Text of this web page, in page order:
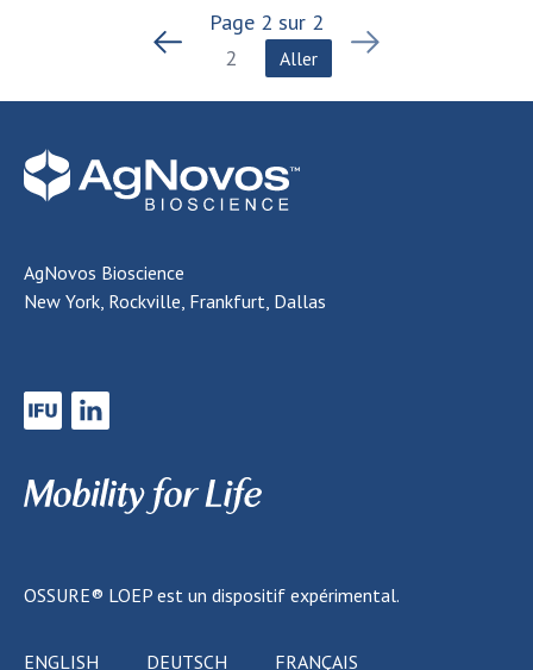
Page 2 sur 2
Aller
AgNovos Bioscience
New York, Rockville, Frankfurt, Dallas
OSSURE® LOEP est un dispositif expérimental.
ENGLISH DEUTSCH FRANÇAIS